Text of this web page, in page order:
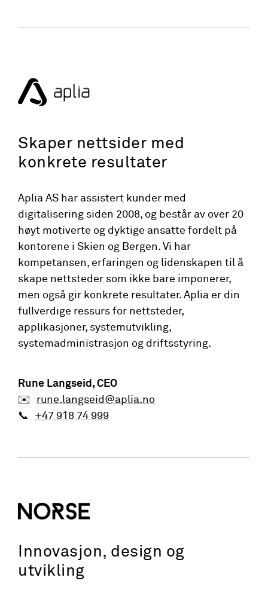
Skaper nettsider med
konkrete resultater
Aplia AS har assistert kunder med
digitalisering siden 2008, og består av over 20
høyt motiverte og dyktige ansatte fordelt på
kontorene i Skien og Bergen. Vi har
kompetansen, erfaringen og lidenskapen til å
skape nettsteder som ikke bare imponerer,
men også gir konkrete resultater. Aplia er din
fullverdige ressurs for nettsteder,
applikasjoner, systemutvikling,
systemadministrasjon og driftsstyring.
Rune Langseid , CEO
✉️
rune.langseid@aplia.no
📞
+47 918 74 999
Innovasjon, design og
utvikling